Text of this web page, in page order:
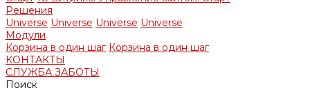
Решения
Universe Universe Universe Universe
Модули
Корзина в один шаг Корзина в один шаг
КОНТАКТЫ
СЛУЖБА ЗАБОТЫ
Поиск